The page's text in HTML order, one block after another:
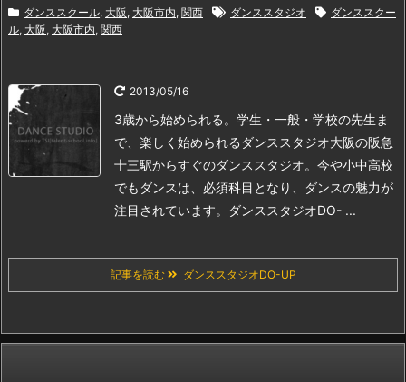
ダンススクール, 大阪, 大阪市内, 関西 ダンススタジオ
ダンススクー
ル, 大阪, 大阪市内, 関西
2013/05/16
3歳から始められる。学生・一般・学校の先生ま
で、楽しく始められるダンススタジオ大阪の阪急
十三駅からすぐのダンススタジオ。 今や小中高校
でもダンスは、必須科目となり、ダンスの魅力が
注目されています。
ダンススタジオDO- ...
記事を読む ダンススタジオDO-UP